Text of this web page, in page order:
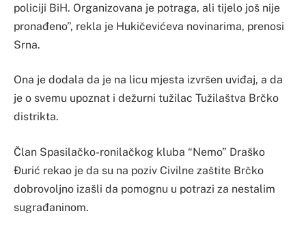
policiji BiH. Organizovana je potraga, ali tijelo još nije
pronađeno”, rekla je Hukičevićeva novinarima, prenosi
Srna.
Ona je dodala da je na licu mjesta izvršen uviđaj, a da
je o svemu upoznat i dežurni tužilac Tužilaštva Brčko
distrikta.
Član Spasilačko-ronilačkog kluba “Nemo” Draško
Đurić rekao je da su na poziv Civilne zaštite Brčko
dobrovoljno izašli da pomognu u potrazi za nestalim
sugrađaninom.